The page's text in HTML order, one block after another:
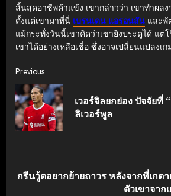
สิ้นสุดอาชีพค้าแข้ง เขากล่าวว่า เขาทำผล
ตั้งแต่เขามาที่นี่ เบรนเดน แอรอนสัน และพั
แม้กระทั่งวันนี้เขาคิดว่าเขายิงประตูได้ แต่
เขาได้อย่างเหลือเชื่อ ซึ่งอาจเปลี่ยนแปลงเ
Continue
Reading
Previous
เวอร์จิลยกย่อง ปัจจัยที่
ลิเวอร์พูล
Next
กรีนวู้ดอยากย้ายถาวร หลังจากที่เกตา
ตัวเขาจาก